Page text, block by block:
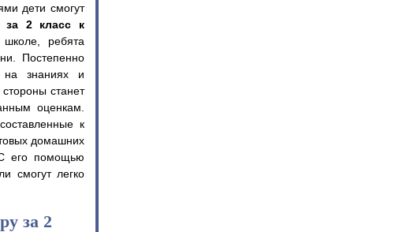
дети смогут
2 класс к
ребята
Постепенно
на знаниях и
станет
оценкам.
к
домашних
его помощью
смогут легко
за 2